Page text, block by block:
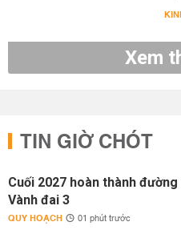
Xem
TIN GIỜ CHÓT
Cuối 2027 hoàn thành
Vành đai 3
QUY HOẠCH 01 phút trước